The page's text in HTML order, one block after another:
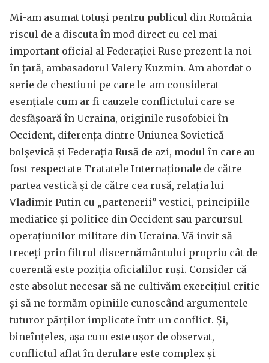
Mi-am asumat totuși pentru publicul din România
riscul de a discuta în mod direct cu cel mai
important oficial al Federației Ruse prezent la noi
în țară, ambasadorul Valery Kuzmin. Am abordat o
serie de chestiuni pe care le-am considerat
esențiale cum ar fi cauzele conflictului care se
desfășoară în Ucraina, originile rusofobiei în
Occident, diferența dintre Uniunea Sovietică
bolșevică și Federația Rusă de azi, modul în care au
fost respectate Tratatele Internaționale de către
partea vestică și de către cea rusă, relația lui
Vladimir Putin cu „partenerii” vestici, principiile
mediatice și politice din Occident sau parcursul
operațiunilor militare din Ucraina. Vă invit să
treceți prin filtrul discernământului propriu cât de
coerentă este poziția oficialilor ruși. Consider că
este absolut necesar să ne cultivăm exercițiul critic
și să ne formăm opiniile cunoscând argumentele
tuturor părților implicate într-un conflict. Și,
bineînțeles, așa cum este ușor de observat,
conflictul aflat în derulare este complex și